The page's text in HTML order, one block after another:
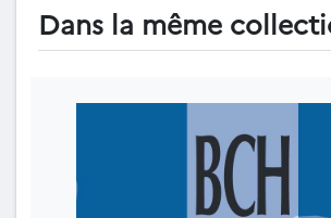
Dans la même